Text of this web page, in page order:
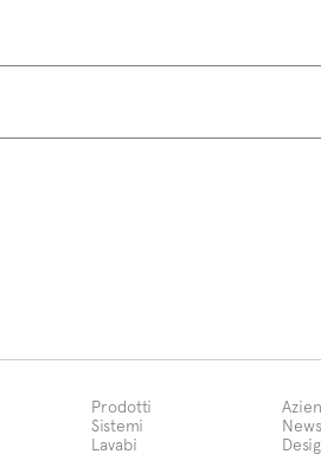
Prodotti
Sistemi
Lavabi
News